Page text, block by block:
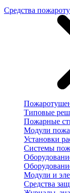
Средства
Типовые
Пожарные
Модули
Установки
Системы
Модули и
Средства